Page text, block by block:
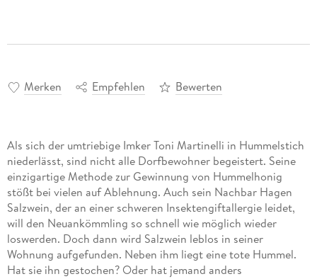
Merken Empfehlen Bewerten
Als sich der umtriebige Imker Toni Martinelli in Hummelstich
niederlässt, sind nicht alle Dorfbewohner begeistert. Seine
einzigartige Methode zur Gewinnung von Hummelhonig
stößt bei vielen auf Ablehnung. Auch sein Nachbar Hagen
Salzwein, der an einer schweren Insektengiftallergie leidet,
will den Neuankömmling so schnell wie möglich wieder
loswerden. Doch dann wird Salzwein leblos in seiner
Wohnung aufgefunden. Neben ihm liegt eine tote Hummel.
Hat sie ihn gestochen? Oder hat jemand anders